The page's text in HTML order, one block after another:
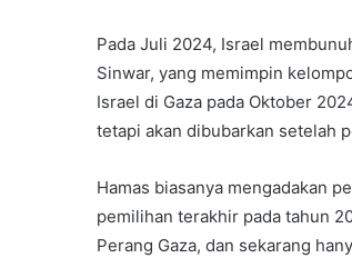
Pada Juli 2024, Israel
Sinwar, yang memimpin
Israel di Gaza pada Oktober
tetapi akan dibubarkan setelah
Hamas biasanya mengadakan
pemilihan terakhir pada tahun
Perang Gaza, dan sekarang